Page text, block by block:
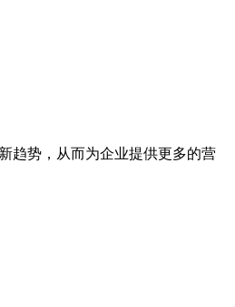
趋势，从而为企业提供更多的营